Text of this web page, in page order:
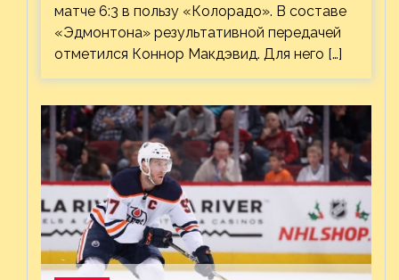
матче 6:3 в пользу «Колорадо». В составе
«Эдмонтона» результативной передачей
отметился Коннор Макдэвид. Для него […]